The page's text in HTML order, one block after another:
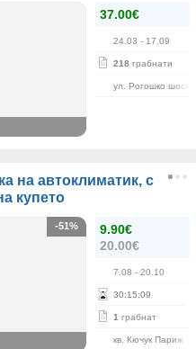
37.00€
24.03 - 17.09
218 грабнати
ул. Рогошко шосе
на автоклиматик, с
купето
9.90€
20.00€
7.08 - 20.10
30:15:09
1 грабнат
кв. Кючук Париж
-51%